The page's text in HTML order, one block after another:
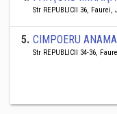
Str REPUBLICII 36,
5. CIMPOERU
Str REPUBLICII 34-36,